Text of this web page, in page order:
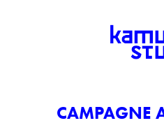
CAMPAGNE